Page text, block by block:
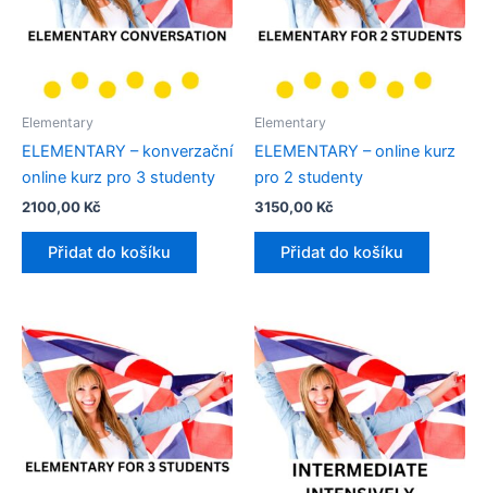
Elementary
ELEMENTARY – konverzační
online kurz pro 3 studenty​
2100,00Kč
Přidat do košíku
Elementary
ELEMENTARY – online kurz
pro 2 studenty
3150,00Kč
Přidat do košíku